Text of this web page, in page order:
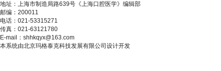
地址：上海市制造局路639号《上海口腔医学》编辑部
邮编：200011
电话：021-53315271
传真：021-63121780
E-mail：shhkqyx@163.com
本系统由北京玛格泰克科技发展有限公司设计开发